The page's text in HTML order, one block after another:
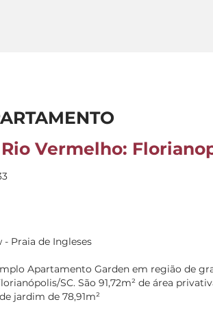
Vermelho:
- Praia de Ingleses
Apartamento Garden em região de
SC. São 91,72m² de área
jardim de 78,91m²